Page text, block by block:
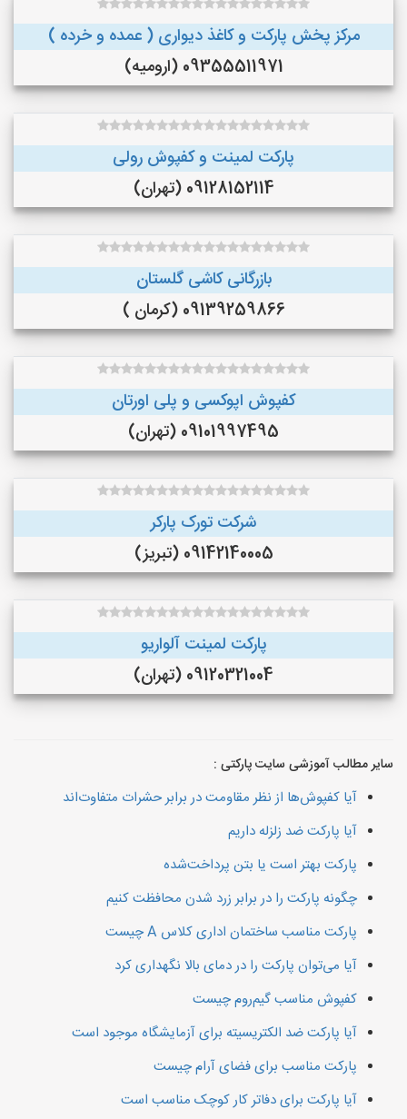
مرکز پخش پارکت و کاغذ دیواری ( عمده و خرده )
09355511971 (ارومیه)
پارکت لمینت و کفپوش رولی
09128152114 (تهران)
بازرگانی کاشی گلستان
09139259866 (کرمان )
کفپوش اپوکسی و پلی اورتان
09101997495 (تهران)
شرکت تورک پارکر
09142140005 (تبریز)
پارکت لمینت آلواریو
09120321004 (تهران)
سایر مطالب آموزشی سایت پارکتی :
آیا کفپوش‌ها از نظر مقاومت در برابر حشرات متفاوت‌اند
آیا پارکت ضد زلزله داریم
پارکت بهتر است یا بتن پرداخت‌شده
چگونه پارکت را در برابر زرد شدن محافظت کنیم
پارکت مناسب ساختمان اداری کلاس A چیست
آیا می‌توان پارکت را در دمای بالا نگهداری کرد
کفپوش مناسب گیم‌روم چیست
آیا پارکت ضد الکتریسیته برای آزمایشگاه موجود است
پارکت مناسب برای فضای آرام چیست
آیا پارکت برای دفاتر کار کوچک مناسب است